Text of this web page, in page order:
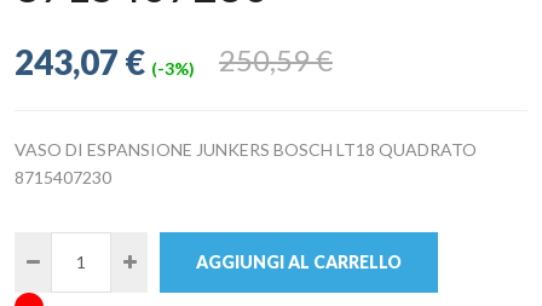
250,59 €
243,07 € (-3%)
VASO DI ESPANSIONE JUNKERS BOSCH LT18 QUADRATO
8715407230
AGGIUNGI AL CARRELLO